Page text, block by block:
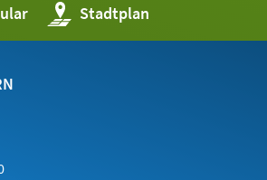
Stadtplan
(Öffnet
in
einem